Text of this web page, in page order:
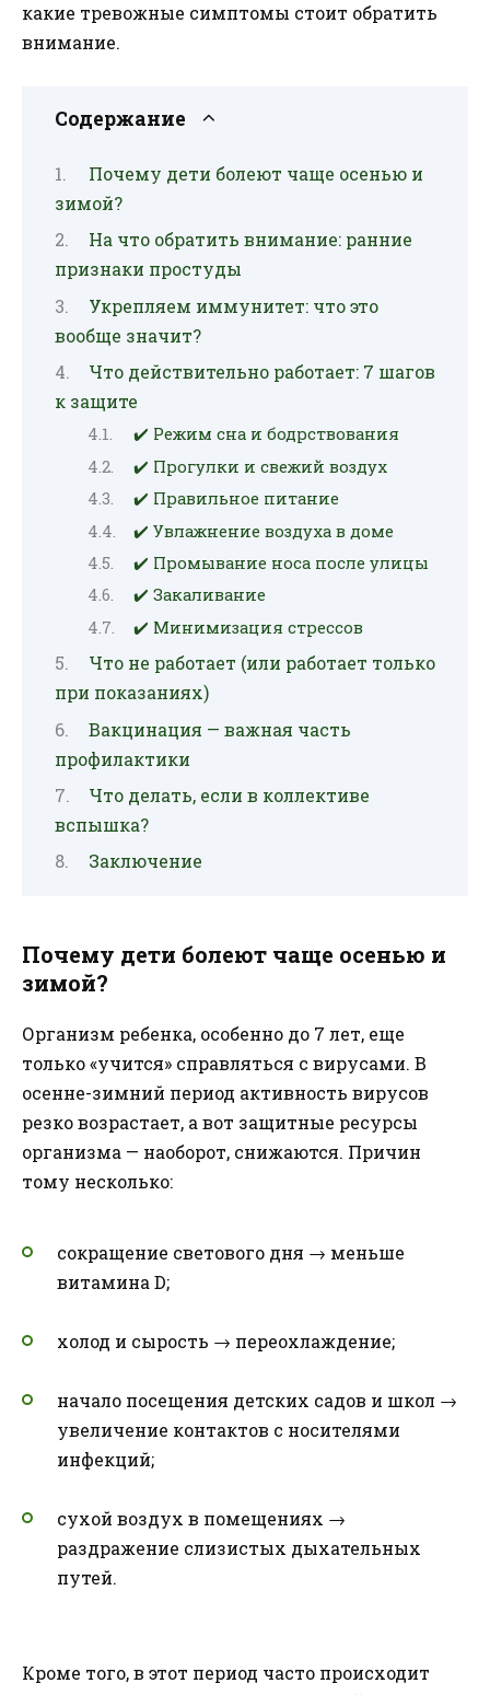
какие тревожные симптомы стоит обратить
внимание.
Содержание
Почему дети болеют чаще осенью и
зимой?
На что обратить внимание: ранние
признаки простуды
Укрепляем иммунитет: что это
вообще значит?
Что действительно работает: 7 шагов
к защите
✔️ Режим сна и бодрствования
✔️ Прогулки и свежий воздух
✔️ Правильное питание
✔️ Увлажнение воздуха в доме
✔️ Промывание носа после улицы
✔️ Закаливание
✔️ Минимизация стрессов
Что не работает (или работает только
при показаниях)
Вакцинация — важная часть
профилактики
Что делать, если в коллективе
вспышка?
Заключение
Почему дети болеют чаще осенью и
зимой?
Организм ребенка, особенно до 7 лет, еще
только «учится» справляться с вирусами. В
осенне-зимний период активность вирусов
резко возрастает, а вот защитные ресурсы
организма — наоборот, снижаются. Причин
тому несколько:
сокращение светового дня → меньше
витамина D;
холод и сырость → переохлаждение;
начало посещения детских садов и школ →
увеличение контактов с носителями
инфекций;
сухой воздух в помещениях →
раздражение слизистых дыхательных
путей.
Кроме того, в этот период часто происходит